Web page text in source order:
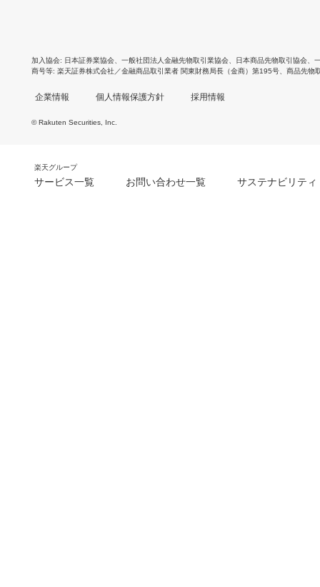
加入協会 日本証券業協会 一般社団法人金融先物取引業協会 日本商品先物取引協会
商号等 楽天証券株式会社／金融商品取引業者 関東財務局長（金商）第195号、商品先物
企業情報 個人情報保護方針 採用情報
© Rakuten Securities, Inc.
楽天グループ
サービス一覧 お問い合わせ一覧 サステナビリティ